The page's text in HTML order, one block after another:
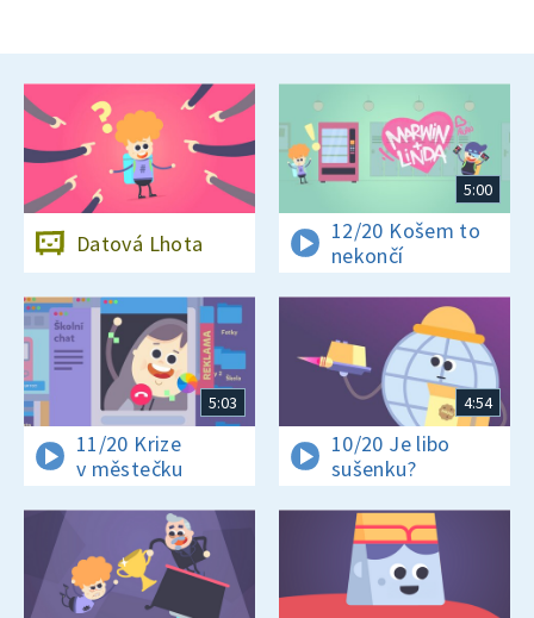
Datová Lhota
5:00
12/20 Košem to
nekončí
5:03
11/20 Krize
v městečku
4:54
10/20 Je libo
sušenku?